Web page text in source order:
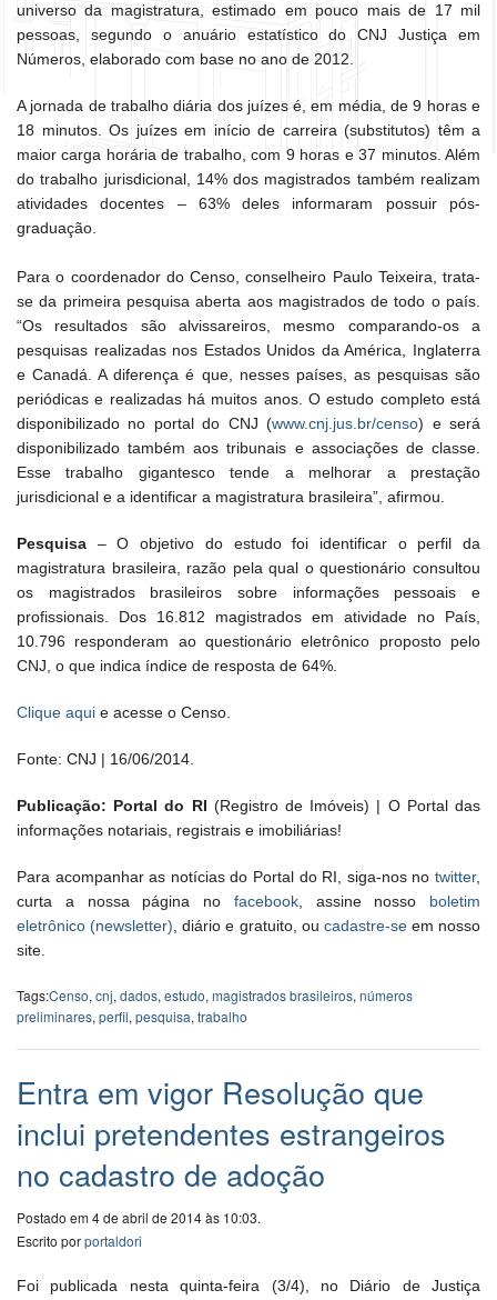
universo da magistratura, estimado em pouco mais de 17 mil
pessoas, segundo o anuário estatístico do CNJ Justiça em
Números, elaborado com base no ano de 2012.
A jornada de trabalho diária dos juízes é, em média, de 9 horas e
18 minutos. Os juízes em início de carreira (substitutos) têm a
maior carga horária de trabalho, com 9 horas e 37 minutos. Além
do trabalho jurisdicional, 14% dos magistrados também realizam
atividades docentes – 63% deles informaram possuir pós-
graduação.
Para o coordenador do Censo, conselheiro Paulo Teixeira, trata-
se da primeira pesquisa aberta aos magistrados de todo o país.
“Os resultados são alvissareiros, mesmo comparando-os a
pesquisas realizadas nos Estados Unidos da América, Inglaterra
e Canadá. A diferença é que, nesses países, as pesquisas são
periódicas e realizadas há muitos anos. O estudo completo está
disponibilizado no portal do CNJ (www.cnj.jus.br/censo) e será
disponibilizado também aos tribunais e associações de classe.
Esse trabalho gigantesco tende a melhorar a prestação
jurisdicional e a identificar a magistratura brasileira”, afirmou.
Pesquisa – O objetivo do estudo foi identificar o perfil da
magistratura brasileira, razão pela qual o questionário consultou
os magistrados brasileiros sobre informações pessoais e
profissionais. Dos 16.812 magistrados em atividade no País,
10.796 responderam ao questionário eletrônico proposto pelo
CNJ, o que indica índice de resposta de 64%.
Clique aqui e acesse o Censo.
Fonte: CNJ | 16/06/2014.
Publicação: Portal do RI (Registro de Imóveis) | O Portal das
informações notariais, registrais e imobiliárias!
Para acompanhar as notícias do Portal do RI, siga-nos no twitter,
curta a nossa página no facebook, assine nosso boletim
eletrônico (newsletter) , diário e gratuito, ou cadastre-seem nosso
site.
Tags:Censo, cnj, dados, estudo, magistrados brasileiros, números
preliminares, perfil, pesquisa, trabalho
Entra em vigor Resolução que
inclui pretendentes estrangeiros
no cadastro de adoção
Postado em 4 de abril de 2014 às 10:03.
Escrito porportaldori
Foi publicada nesta quinta-feira (3/4), no Diário de Justiça